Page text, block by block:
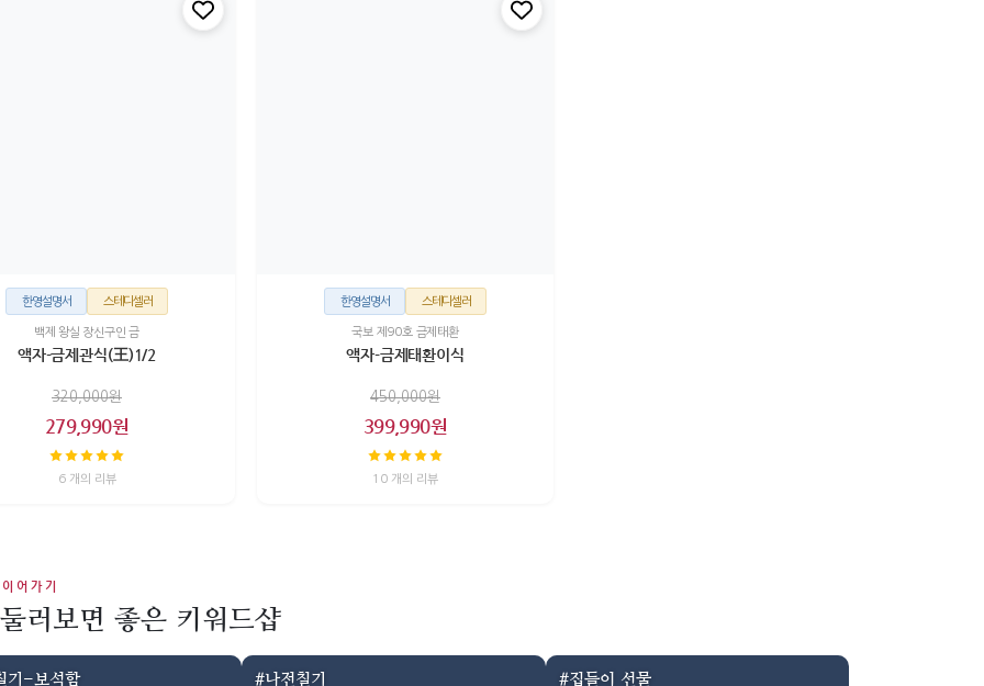
한영설명서 스테디셀러
백제 왕실 장신구인 금
액자-금제관식(王)1/2
320,000원
279,990원
6 개의 리뷰
한영설명서 스테디셀러
국보 제90호 금제태환
액자-금제태환이식
450,000원
399,990원
10 개의 리뷰
어가기
러보면 좋은 키워드샵
기-보석함 #나전칠기 #집들이 선물